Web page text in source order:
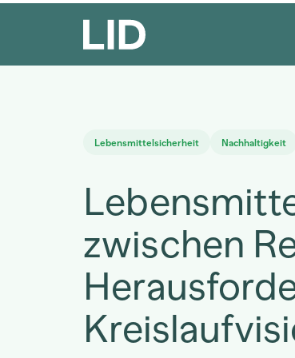
Lebensmittelsicherheit Nachhaltigkeit
zwischen